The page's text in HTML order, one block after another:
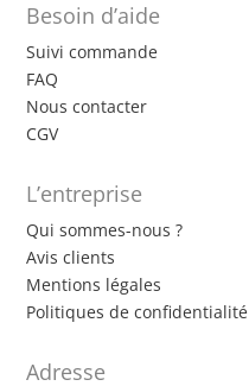
Besoin d’aide
Suivi commande
FAQ
Nous contacter
CGV
L’entreprise
Qui sommes-nous ?
Avis clients
Mentions légales
Politiques de confidentialité
Adresse